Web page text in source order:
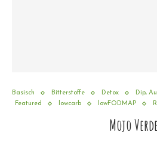
Basisch Bitterstoffe Detox Dip,
Featured
lowcarb lowFODMAP
Mojo Verde